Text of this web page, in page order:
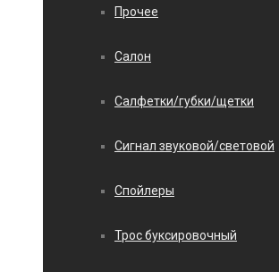
Прочее
Салон
Салфетки/губки/щетки
Сигнал звуковой/световой
Спойлеры
Трос буксировочный